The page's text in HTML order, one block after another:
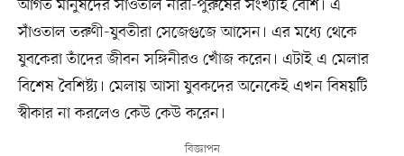
আগত মানুষদের সাঁওতাল নারী-পুরুষের সংখ্যাই বেশি। এ
সাঁওতাল তরুণী-যুবতীরা সেজেগুজে আসেন। এর মধ্যে থেকে
যুবকেরা তাঁদের জীবন সঙ্গিনীরও খোঁজ করেন। এটাই এ মেলার
বিশেষ বৈশিষ্ট্য। মেলায় আসা যুবকদের অনেকেই এখন বিষয়টি
স্বীকার না করলেও কেউ কেউ করেন।